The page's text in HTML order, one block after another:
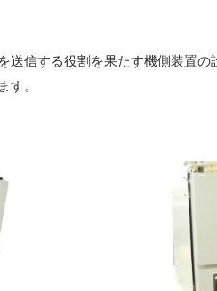
信する役割を果たす機側装置の
す。